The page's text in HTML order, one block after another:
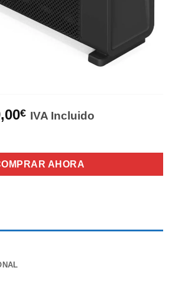
€ IVA Incluido
RMB1500 cantidad
AHORA